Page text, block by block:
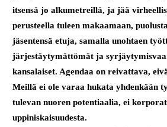
itsensä jo alkumetreillä, ja jää
perusteella tuleen makaamaan,
jäsentensä etuja, samalla unohtaen
järjestäytymättömät ja
kansalaiset. Agendaa on reivattava,
Meillä ei ole varaa hukata yhdenkään
tulevan nuoren potentiaalia, ei
uppiniskaisuudesta.